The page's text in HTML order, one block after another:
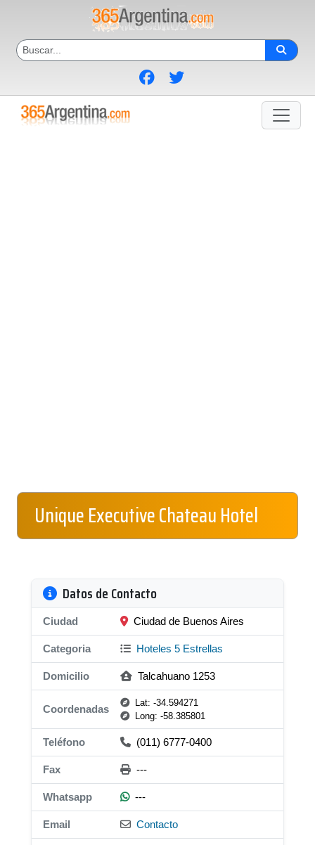
Unique Executive Chateau Hotel
Datos de Contacto
Ciudad Ciudad de Buenos Aires
Categoria Hoteles 5 Estrellas
Domicilio Talcahuano 1253
Coordenadas
Lat: -34.594271
Long: -58.385801
Teléfono (011) 6777-0400
Fax ---
Whatsapp ---
Email Contacto